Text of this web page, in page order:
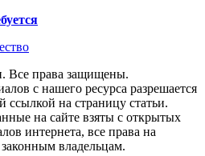
Все права защищены.
с нашего ресурса разрешается
ссылкой на страницу статьи.
на сайте взяты с открытых
интернета, все права на
владельцам.